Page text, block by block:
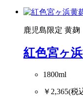
鹿児島限定 黄麹
紅色宮ヶ
1800ml
￥2,365(税